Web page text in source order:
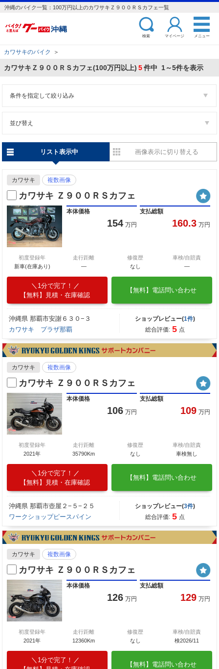
沖縄のバイク一覧：100万円以上のカワサキＺ９００ＲＳカフェ一覧
検索 マイページ メニュー
カワサキのバイク ＞
カワサキＺ９００ＲＳカフェ(100万円以上) 5件中 1～5件を表示
条件を指定して絞り込み
並び替え
リスト表示中 画像表示に切り替える
カワサキ 複数画像
カワサキ Ｚ９００ＲＳカフェ
本体価格
154 万円
支払総額
160.3 万円
初度登録年
新車(在庫あり)
走行距離
―
修復歴
なし
車検/自賠責
―
1分で完了！
【無料】見積・在庫確認
【無料】電話問い合わせ
沖縄県 那覇市安謝６３０−３
カワサキ プラザ那覇
ショップレビュー(1件)
総合評価: 5 点
カワサキ 複数画像
カワサキ Ｚ９００ＲＳカフェ
本体価格
106 万円
支払総額
109 万円
初度登録年
2021年
走行距離
35790Km
修復歴
なし
車検/自賠責
車検無し
1分で完了！
【無料】見積・在庫確認
【無料】電話問い合わせ
沖縄県 那覇市壺屋２−５−２５
ワークショップピースパイン
ショップレビュー(3件)
総合評価: 5 点
カワサキ 複数画像
カワサキ Ｚ９００ＲＳカフェ
本体価格
126 万円
支払総額
129 万円
初度登録年
2021年
走行距離
12360Km
修復歴
なし
車検/自賠責
検2026/11
1分で完了！
【無料】電話問い合わせ